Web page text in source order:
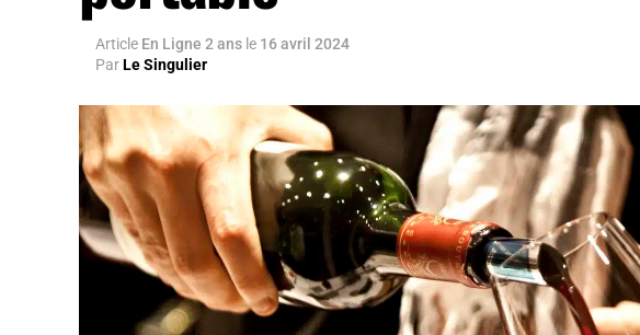
Article En Ligne 2 ans le 16 avril 2024
ParLe Singulier